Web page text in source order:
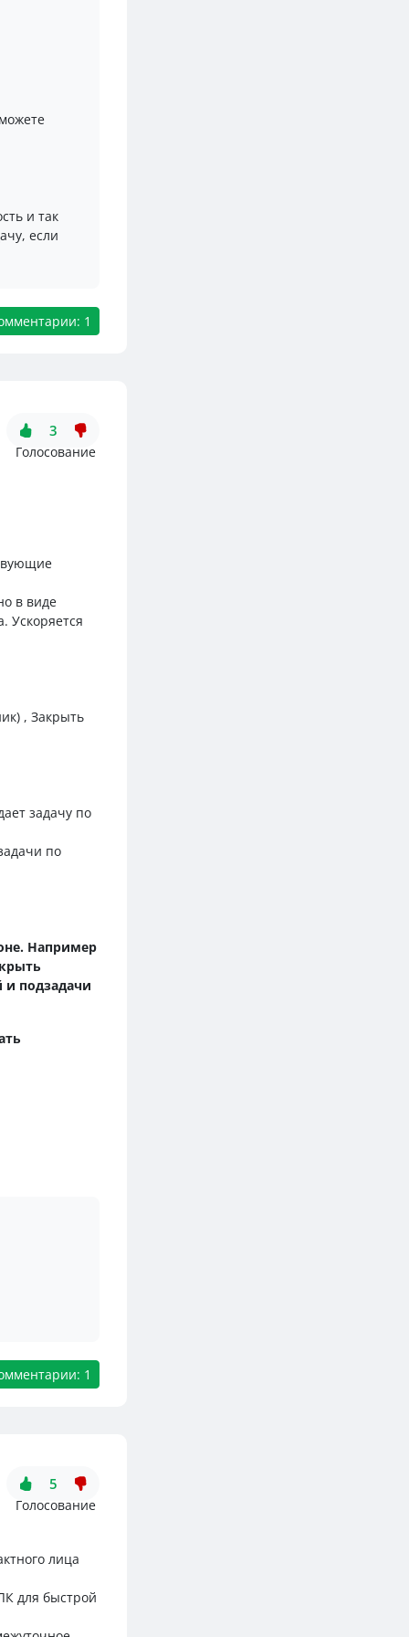
и так
если
1
3
Голосование
в виде
Ускоряется
, Закрыть
задачу по
по
Например
и подзадачи
1
5
Голосование
лица
для быстрой